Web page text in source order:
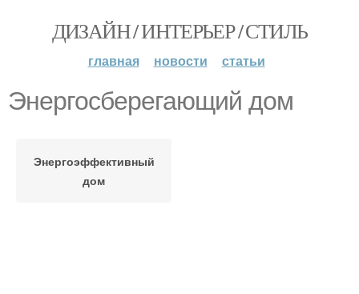
ДИЗАЙН / ИНТЕРЬЕР / СТИЛЬ
главная новости статьи
Энергосберегающий дом
Энергоэффективный
дом